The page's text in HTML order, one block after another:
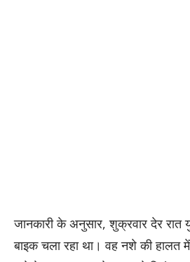
जानकारी के अनुसार, शुक्रवार देर
बाइक चला रहा था। वह नशे की हालत